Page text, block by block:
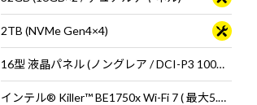
2TB (NVMe Gen4×4)
16型 液晶パネル (ノングレア / DCI-P3 100％ / 120Hz対応)
インテル® Killer™ BE1750x Wi-Fi 7 ( 最大5.7Gbps ) 対応 IEEE 802.11 be/ax/ac/a/b/g/n準拠 ＋ Bluetooth 5内蔵